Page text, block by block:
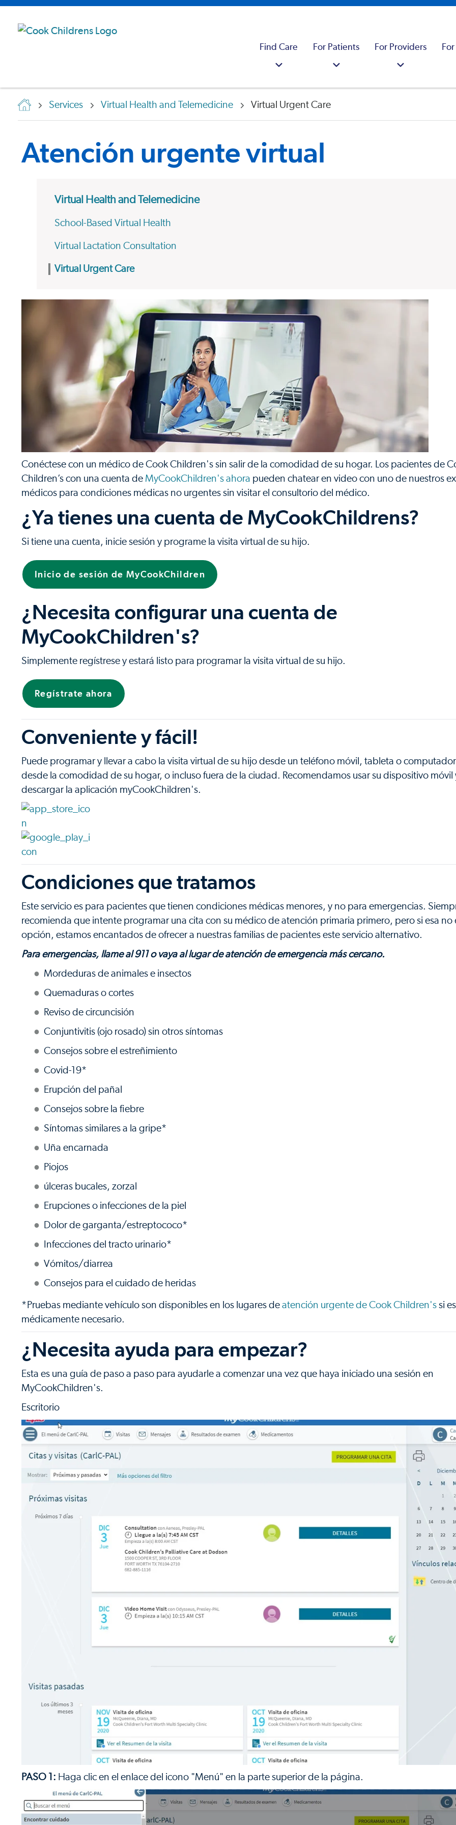
Find Care For Patients For Providers
Services Virtual Health and Telemedicine Virtual Urgent Care
Atención urgente virtual
Virtual Health and Telemedicine
School-Based Virtual Health
Virtual Lactation Consultation
Virtual Urgent Care
Conéctese con un médico de Cook Children's sin salir de la comodidad de su hogar. Los pacientes de
Children’s con una cuenta de MyCookChildren's ahora pueden chatear en video con uno de nuestros
médicos para condiciones médicas no urgentes sin visitar el consultorio del médico.
¿Ya tienes una cuenta de MyCookChildrens?
Si tiene una cuenta, inicie sesión y programe la visita virtual de su hijo.
Inicio de sesión de MyCookChildren
¿Necesita configurar una cuenta de
MyCookChildren's?
Simplemente regístrese y estará listo para programar la visita virtual de su hijo.
Regístrate ahora
Conveniente y fácil!
Puede programar y llevar a cabo la visita virtual de su hijo desde un teléfono móvil, tableta o
desde la comodidad de su hogar, o incluso fuera de la ciudad. Recomendamos usar su dispositivo móvil
descargar la aplicación myCookChildren's.
Condiciones que tratamos
Este servicio es para pacientes que tienen condiciones médicas menores, y no para emergencias.
recomienda que intente programar una cita con su médico de atención primaria primero, pero si esa no
opción, estamos encantados de ofrecer a nuestras familias de pacientes este servicio alternativo.
Para emergencias, llame al 911 o vaya al lugar de atención de emergencia más cercano.
Mordeduras de animales e insectos
Quemaduras o cortes
Reviso de circuncisión
Conjuntivitis (ojo rosado) sin otros síntomas
Consejos sobre el estreñimiento
Covid-19*
Erupción del pañal
Consejos sobre la fiebre
Síntomas similares a la gripe*
Uña encarnada
Piojos
úlceras bucales, zorzal
Erupciones o infecciones de la piel
Dolor de garganta/estreptococo*
Infecciones del tracto urinario*
Vómitos/diarrea
Consejos para el cuidado de heridas
*Pruebas mediante vehículo son disponibles en los lugares de atención urgente de Cook Children's si es
médicamente necesario.
¿Necesita ayuda para empezar?
Esta es una guía de paso a paso para ayudarle a comenzar una vez que haya iniciado una sesión en
MyCookChildren's.
Escritorio
PASO 1: Haga clic en el enlace del icono "Menú" en la parte superior de la página.